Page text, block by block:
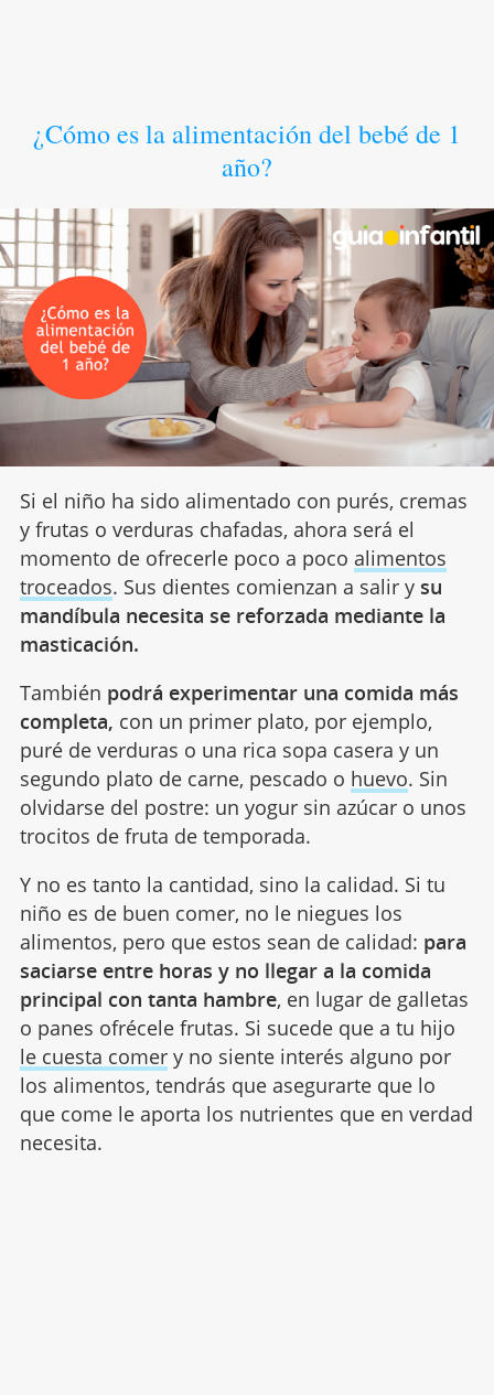
¿Cómo es la alimentación del bebé de 1
año?
Si el niño ha sido alimentado con purés, cremas
y frutas o verduras chafadas, ahora será el
momento de ofrecerle poco a poco alimentos
troceados. Sus dientes comienzan a salir y su
mandíbula necesita se reforzada mediante la
masticación.
También podrá experimentar una comida más
completa, con un primer plato, por ejemplo,
puré de verduras o una rica sopa casera y un
segundo plato de carne, pescado o huevo. Sin
olvidarse del postre: un yogur sin azúcar o unos
trocitos de fruta de temporada.
Y no es tanto la cantidad, sino la calidad. Si tu
niño es de buen comer, no le niegues los
alimentos, pero que estos sean de calidad: para
saciarse entre horas y no llegar a la comida
principal con tanta hambre, en lugar de galletas
o panes ofrécele frutas. Si sucede que a tu hijo
le cuesta comery no siente interés alguno por
los alimentos, tendrás que asegurarte que lo
que come le aporta los nutrientes que en verdad
necesita.